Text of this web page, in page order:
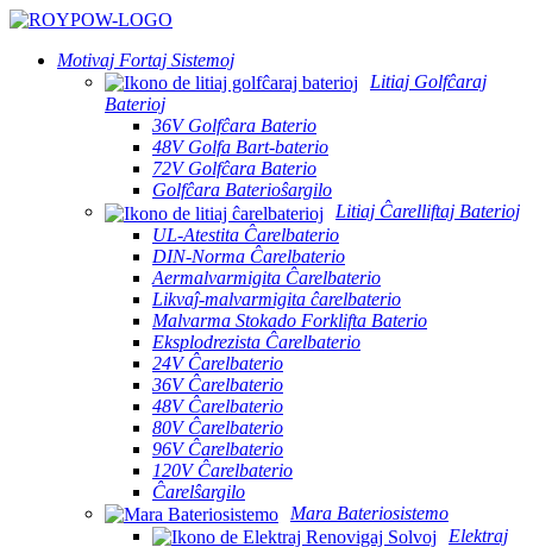
Motivaj Fortaj Sistemoj
Litiaj Golfĉaraj
Baterioj
36V Golfĉara Baterio
48V Golfa Bart-baterio
72V Golfĉara Baterio
Golfĉara Baterioŝargilo
Litiaj Ĉarelliftaj Baterioj
UL-Atestita Ĉarelbaterio
DIN-Norma Ĉarelbaterio
Aermalvarmigita Ĉarelbaterio
Likvaĵ-malvarmigita ĉarelbaterio
Malvarma Stokado Forklifta Baterio
Eksplodrezista Ĉarelbaterio
24V Ĉarelbaterio
36V Ĉarelbaterio
48V Ĉarelbaterio
80V Ĉarelbaterio
96V Ĉarelbaterio
120V Ĉarelbaterio
Ĉarelŝargilo
Mara Bateriosistemo
Elektraj